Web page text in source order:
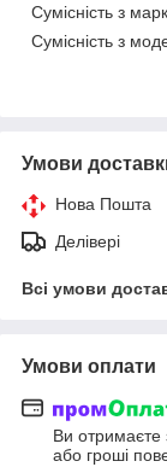
Сумісність з
Сумісність з
Умови
Нова Пошта
Делівері
Всі умови
Умови оплати
Ви отримаєте
або гроші